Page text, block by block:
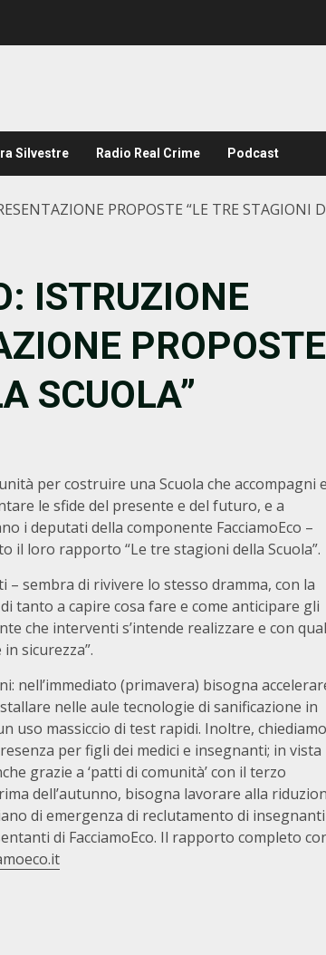
Silvestre Radio Real Crime Podcast
PROPOSTE “LE TRE STAGIONI
ISTRUZIONE
PROPOSTE
SCUOLA”
per costruire una Scuola che accompagni e
le sfide del presente e del futuro, e a
i deputati della componente FacciamoEco –
il loro rapporto “Le tre stagioni della Scuola”.
– sembra di rivivere lo stesso dramma, con la
tanto a capire cosa fare e come anticipare gli
che interventi s’intende realizzare e con
sicurezza”.
nell’immediato (primavera) bisogna
nelle aule tecnologie di sanificazione in
uso massiccio di test rapidi. Inoltre, chiediamo
per figli dei medici e insegnanti; in vista
grazie a ‘patti di comunità’ con il terzo
dell’autunno, bisogna lavorare alla
di emergenza di reclutamento di insegnanti
di FacciamoEco. Il rapporto completo